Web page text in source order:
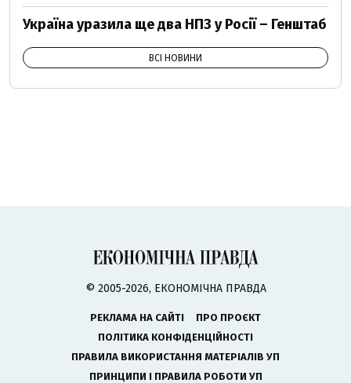
Україна уразила ще два НПЗ у Росії – Генштаб
ВСІ НОВИНИ
© 2005-2026, ЕКОНОМІЧНА ПРАВДА
РЕКЛАМА НА САЙТІ
ПРО ПРОЄКТ
ПОЛІТИКА КОНФІДЕНЦІЙНОСТІ
ПРАВИЛА ВИКОРИСТАННЯ МАТЕРІАЛІВ УП
ПРИНЦИПИ І ПРАВИЛА РОБОТИ УП